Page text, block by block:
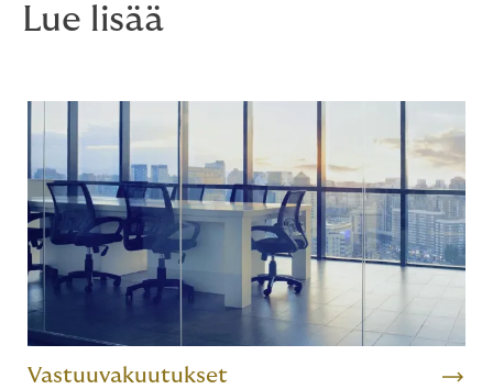
Lue lisää
Vastuuvakuutukset